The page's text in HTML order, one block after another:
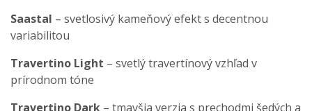
Saastal – svetlosivý kameňový efekt s decentnou
variabilitou
Travertino Light – svetlý travertínový vzhľad v
prírodnom tóne
Travertino Dark – tmavšia verzia s prechodmi šedých a